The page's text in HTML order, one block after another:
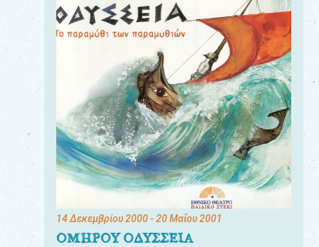
14 Δεκεμβρίου 2000- 20 Μαΐου 2001
ΟΜΗΡΟΥ ΟΔΥΣΣΕΙΑ